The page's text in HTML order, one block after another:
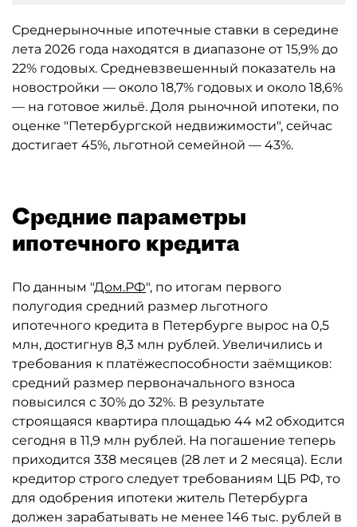
Среднерыночные ипотечные ставки в середине
лета 2026 года находятся в диапазоне от 15,9% до
22% годовых. Средневзвешенный показатель на
новостройки — около 18,7% годовых и около 18,6%
— на готовое жильё. Доля рыночной ипотеки, по
оценке "Петербургской недвижимости", сейчас
достигает 45%, льготной семейной — 43%.
Средние параметры
ипотечного кредита
По данным "Дом.РФ", по итогам первого
полугодия средний размер льготного
ипотечного кредита в Петербурге вырос на 0,5
млн, достигнув 8,3 млн рублей. Увеличились и
требования к платёжеспособности заёмщиков:
средний размер первоначального взноса
повысился с 30% до 32%. В результате
строящаяся квартира площадью 44 м2 обходится
сегодня в 11,9 млн рублей. На погашение теперь
приходится 338 месяцев (28 лет и 2 месяца). Если
кредитор строго следует требованиям ЦБ РФ, то
для одобрения ипотеки житель Петербурга
должен зарабатывать не менее 146 тыс. рублей в